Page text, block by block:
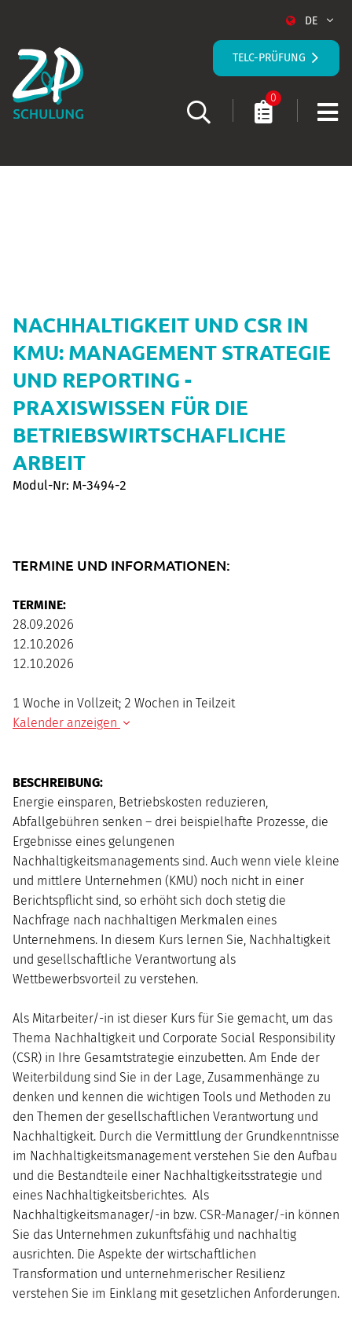
DE
TELC-PRÜFUNG
0
NACHHALTIGKEIT UND CSR IN
KMU: MANAGEMENT STRATEGIE
UND REPORTING -
PRAXISWISSEN FÜR DIE
BETRIEBSWIRTSCHAFLICHE
ARBEIT
Modul-Nr: M-3494-2
TERMINE UND INFORMATIONEN:
TERMINE:
28.09.2026
12.10.2026
12.10.2026
1 Woche in Vollzeit; 2 Wochen in Teilzeit
Kalender anzeigen
Mo Di
BESCHREIBUNG:
Energie einsparen, Betriebskosten reduzieren,
Abfallgebühren senken – drei beispielhafte Prozesse, die
Ergebnisse eines gelungenen
Nachhaltigkeitsmanagements sind. Auch wenn viele kleine
und mittlere Unternehmen (KMU) noch nicht in einer
Berichtspflicht sind, so erhöht sich doch stetig die
Nachfrage nach nachhaltigen Merkmalen eines
Unternehmens. In diesem Kurs lernen Sie, Nachhaltigkeit
und gesellschaftliche Verantwortung als
Wettbewerbsvorteil zu verstehen.
Als Mitarbeiter/-in ist dieser Kurs für Sie gemacht, um das
Thema Nachhaltigkeit und Corporate Social Responsibility
(CSR) in Ihre Gesamtstrategie einzubetten. Am Ende der
Weiterbildung sind Sie in der Lage, Zusammenhänge zu
denken und kennen die wichtigen Tools und Methoden zu
den Themen der gesellschaftlichen Verantwortung und
Nachhaltigkeit. Durch die Vermittlung der Grundkenntnisse
im Nachhaltigkeitsmanagement verstehen Sie den Aufbau
und die Bestandteile einer Nachhaltigkeitsstrategie und
eines Nachhaltigkeitsberichtes. Als
Nachhaltigkeitsmanager/-in bzw. CSR-Manager/-in können
Sie das Unternehmen zukunftsfähig und nachhaltig
ausrichten. Die Aspekte der wirtschaftlichen
Transformation und unternehmerischer Resilienz
verstehen Sie im Einklang mit gesetzlichen Anforderungen.